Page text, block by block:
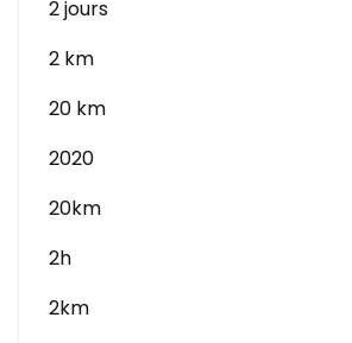
2 jours
2 km
20 km
2020
20km
2h
2km